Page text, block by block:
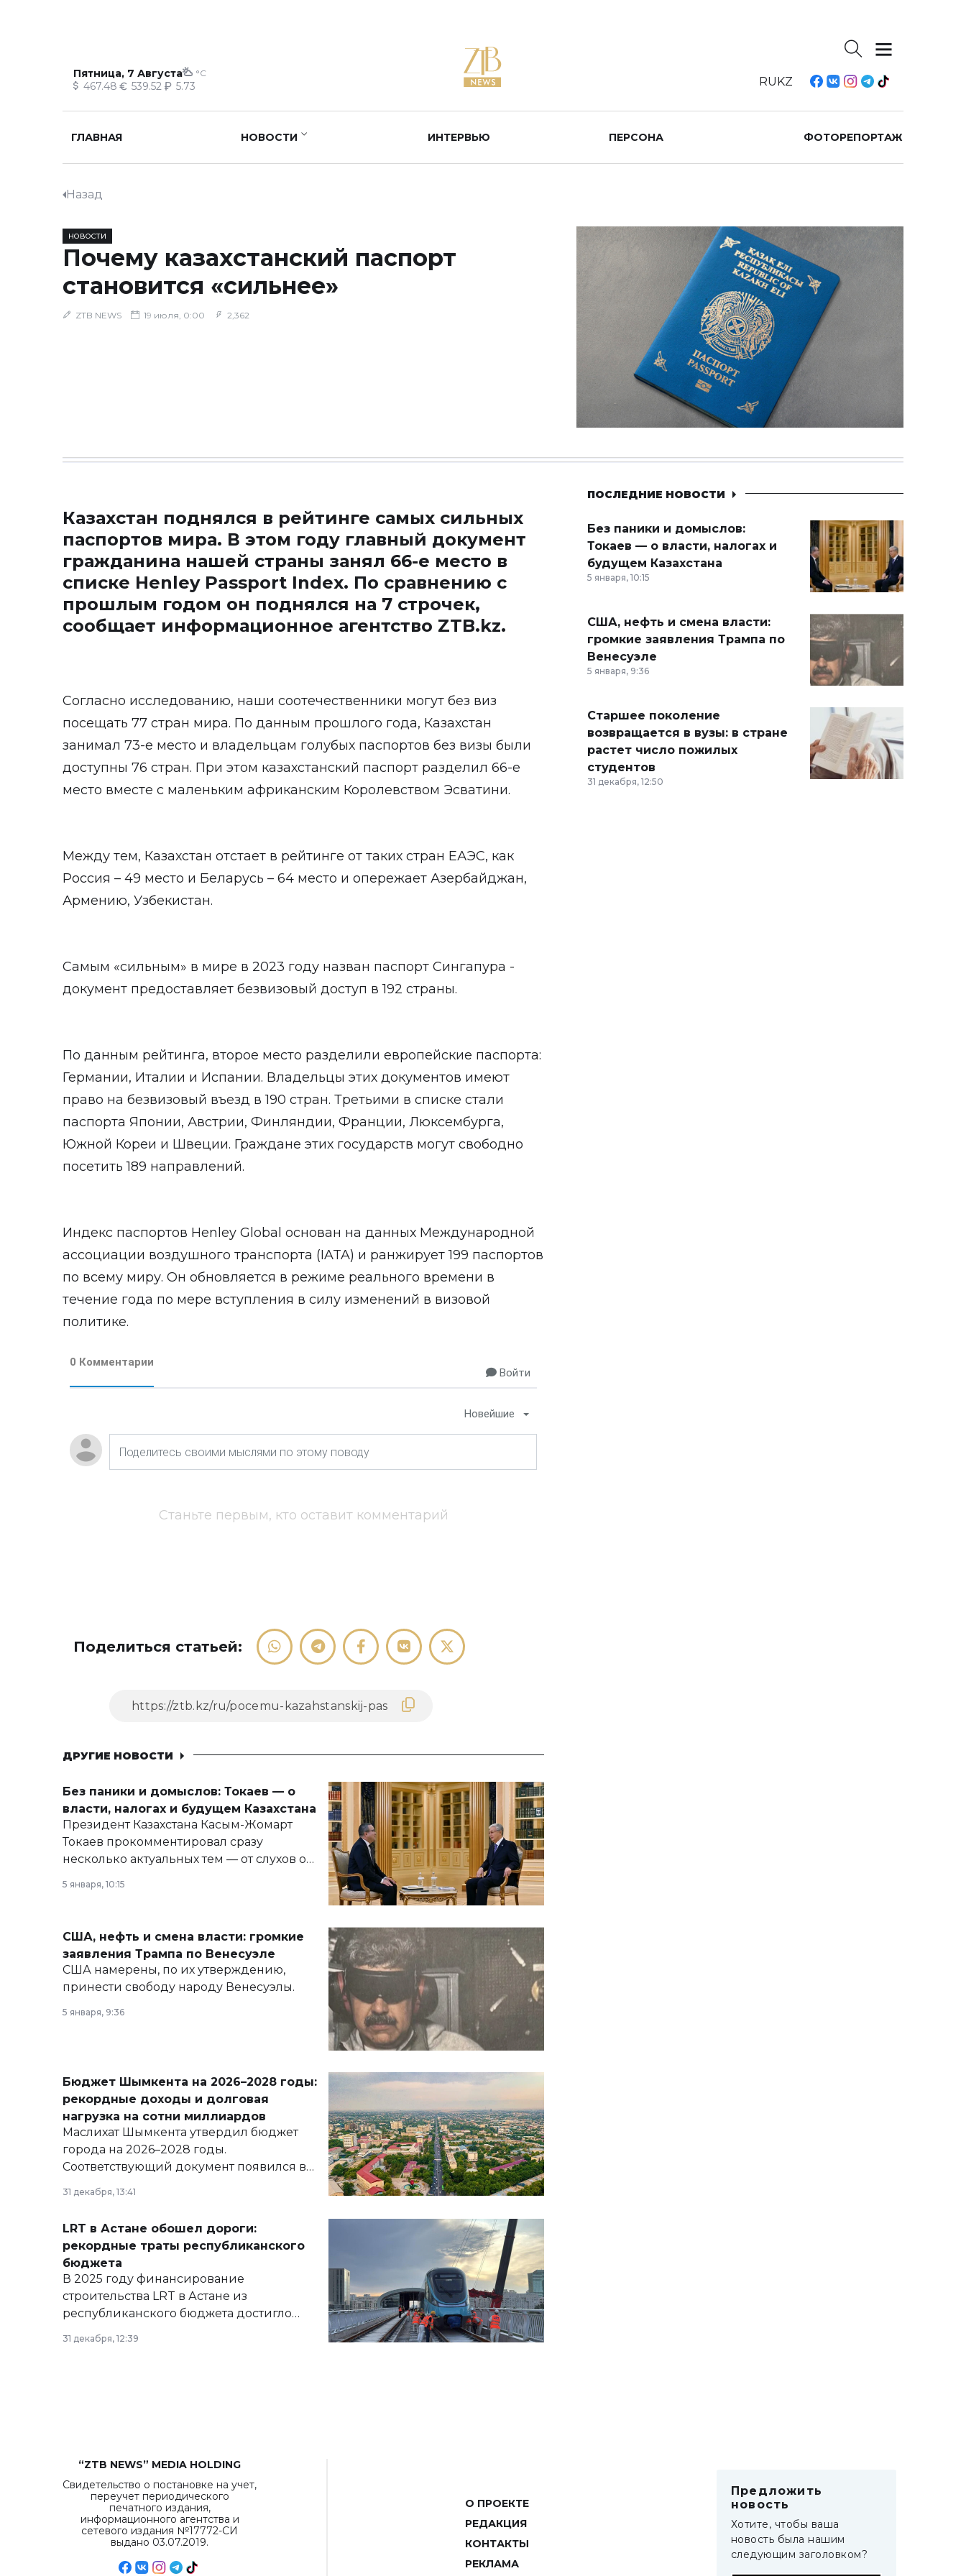
Пятница, 7 Августа °C
467.48 539.52 5.73 RUKZ
ГЛАВНАЯ НОВОСТИ ИНТЕРВЬЮ ПЕРСОНА ФОТОРЕПОРТАЖ
Назад
НОВОСТИ
Почему казахстанский паспорт
становится «сильнее»
ZTB NEWS 19 июля, 0:00 2,362
Казахстан поднялся в рейтинге самых сильных
паспортов мира. В этом году главный документ
гражданина нашей страны занял 66-е место в
списке Henley Passport Index. По сравнению с
прошлым годом он поднялся на 7 строчек,
сообщает информационное агентство ZTB.kz.
Согласно исследованию, наши соотечественники могут без виз
посещать 77 стран мира. По данным прошлого года, Казахстан
занимал 73-е место и владельцам голубых паспортов без визы были
доступны 76 стран. При этом казахстанский паспорт разделил 66-е
место вместе с маленьким африканским Королевством Эсватини.
Между тем, Казахстан отстает в рейтинге от таких стран ЕАЭС, как
Россия – 49 место и Беларусь – 64 место и опережает Азербайджан,
Армению, Узбекистан.
Самым «сильным» в мире в 2023 году назван паспорт Сингапура -
документ предоставляет безвизовый доступ в 192 страны.
По данным рейтинга, второе место разделили европейские паспорта:
Германии, Италии и Испании. Владельцы этих документов имеют
право на безвизовый въезд в 190 стран. Третьими в списке стали
паспорта Японии, Австрии, Финляндии, Франции, Люксембурга,
Южной Кореи и Швеции. Граждане этих государств могут свободно
посетить 189 направлений.
Индекс паспортов Henley Global основан на данных Международной
ассоциации воздушного транспорта (IATA) и ранжирует 199 паспортов
по всему миру. Он обновляется в режиме реального времени в
течение года по мере вступления в силу изменений в визовой
политике.
0 Комментарии
Войти
Новейшие
Станьте первым, кто оставит комментарий
Поделиться статьей:
ДРУГИЕ НОВОСТИ
Без паники и домыслов: Токаев — о
власти, налогах и будущем Казахстана
Президент Казахстана Касым-Жомарт
Токаев прокомментировал сразу
несколько актуальных тем — от слухов о
армии, экономики и личного здоровья.
5 января, 10:15
США, нефть и смена власти: громкие
заявления Трампа по Венесуэле
США намерены, по их утверждению,
принести свободу народу Венесуэлы.
5 января, 9:36
Бюджет Шымкента на 2026–2028 годы:
рекордные доходы и долговая
нагрузка на сотни миллиардов
Маслихат Шымкента утвердил бюджет
города на 2026–2028 годы.
Соответствующий документ появился в
базе нормативных правовых актов и на
сайте маслихат города.
31 декабря, 13:41
LRT в Астане обошел дороги:
рекордные траты республиканского
бюджета
В 2025 году финансирование
строительства LRT в Астане из
республиканского бюджета достигло
рекордных объемов.
31 декабря, 12:39
ПОСЛЕДНИЕ НОВОСТИ
Без паники и домыслов:
Токаев — о власти, налогах и
будущем Казахстана
5 января, 10:15
США, нефть и смена власти:
громкие заявления Трампа по
Венесуэле
5 января, 9:36
Старшее поколение
возвращается в вузы: в стране
растет число пожилых
студентов
31 декабря, 12:50
“ZTB NEWS” MEDIA HOLDING
Свидетельство о постановке на учет,
переучет периодического
печатного издания,
информационного агентства и
сетевого издания №17772-СИ
выдано 03.07.2019.
О ПРОЕКТЕ
РЕДАКЦИЯ
КОНТАКТЫ
РЕКЛАМА
Предложить
новость
Хотите, чтобы ваша
новость была нашим
следующим заголовком?